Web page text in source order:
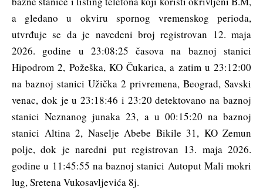
a gledano u okviru spornog vremenskog perioda,
utvrđuje se da je navedeni broj registrovan 12. maja
2026. godine u 23:08:25 časova na baznoj stanici
Hipodrom 2, Požeška, KO Čukarica, a zatim u 23:12:00
na baznoj stanici Užička 2 privremena, Beograd, Savski
venac, dok je u 23:18:46 i 23:20 detektovano na baznoj
stanici Neznanog junaka 23, a u 00:15:20 na baznoj
stanici Altina 2, Naselje Abebe Bikile 31, KO Zemun
polje, dok je naredni put registrovan 13. maja 2026.
godine u 11:45:55 na baznoj stanici Autoput Mali mokri
lug, Sretena Vukosavljevića 8j.